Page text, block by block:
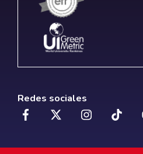
Redes sociales